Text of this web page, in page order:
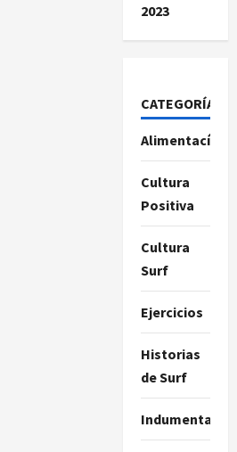
2023
CATEGORÍAS
Alimentacíon
Cultura
Positiva
Cultura
Surf
Ejercicios
Historias
de Surf
Indumentaria